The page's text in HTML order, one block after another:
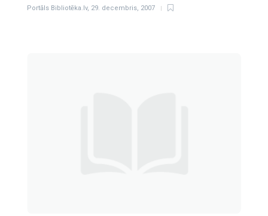
Portāls Bibliotēka.lv, 29. decembris, 2007